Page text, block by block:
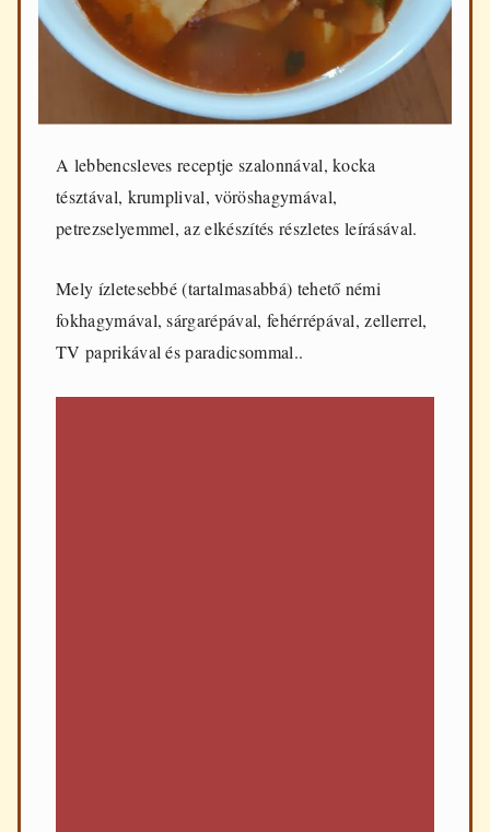
A lebbencsleves receptje szalonnával, kocka
tésztával, krumplival, vöröshagymával,
petrezselyemmel, az elkészítés részletes leírásával.
Mely ízletesebbé (tartalmasabbá) tehető némi
fokhagymával, sárgarépával, fehérrépával, zellerrel,
TV paprikával és paradicsommal..